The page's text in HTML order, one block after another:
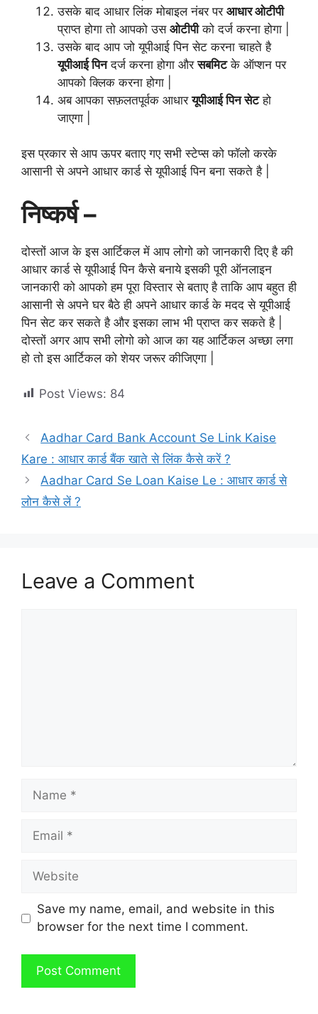
उसके बाद आधार लिंक मोबाइल नंबर पर आधार ओटीपी
प्राप्त होगा तो आपको उस ओटीपीको दर्ज करना होगा |
उसके बाद आप जो यूपीआई पिन सेट करना चाहते है
यूपीआई पिनदर्ज करना होगा औरसबमिटके ऑप्शन पर
आपको क्लिक करना होगा |
अब आपका सफ़लतपूर्वक आधारयूपीआई पिन सेटहो
जाएगा |
इस प्रकार से आप ऊपर बताए गए सभी स्टेप्स को फॉलो करके
आसानी से अपने आधार कार्ड से यूपीआई पिन बना सकते है |
निष्कर्ष –
दोस्तों आज के इस आर्टिकल में आप लोगो को जानकारी दिए है की
आधार कार्ड से यूपीआई पिन कैसे बनाये इसकी पूरी ऑनलाइन
जानकारी को आपको हम पूरा विस्तार से बताए है ताकि आप बहुत ही
आसानी से अपने घर बैठे ही अपने आधार कार्ड के मदद से यूपीआई
पिन सेट कर सकते है और इसका लाभ भी प्राप्त कर सकते है |
दोस्तों अगर आप सभी लोगो को आज का यह आर्टिकल अच्छा लगा
हो तो इस आर्टिकल को शेयर जरूर कीजिएगा |
Post Views: 84
Aadhar Card Bank Account Se Link Kaise
Kare : आधार कार्ड बैंक खाते से लिंक कैसे करें ?
Aadhar Card Se Loan Kaise Le : आधार कार्ड से
लोन कैसे लें ?
Leave a Comment
Name
Email
Website
Save my name, email, and website in this
browser for the next time I comment.